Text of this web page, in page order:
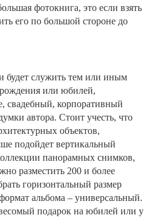
фотокнига, это если взять
его по большой стороне до
будет служить тем или иным
или юбилей,
свадебный, корпоративный
автора. Стоит учесть, что
объектов,
подойдет вертикальный
панорамных снимков,
разместить 200 и более
горизонтальный размер
альбома – универсальный.
подарок на юбилей или у